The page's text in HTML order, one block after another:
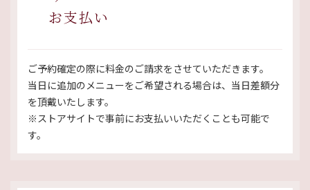
お支払い
ご予約確定の際に料金のご請求をさせていただきます。
当日に追加のメニューをご希望される場合は、当日差額分
を頂戴いたします。
​​​​​​​※ストアサイトで事前にお支払いいただくことも可能で
す。